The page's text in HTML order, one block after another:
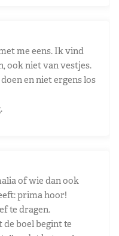
me eens. Ik vind
ook niet van vestjes.
en niet ergens los
of wie dan ook
prima hoor!
te dragen.
boel begint te